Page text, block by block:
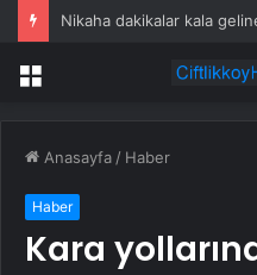
Menü
Anasayfa / Haber
Haber
Kara